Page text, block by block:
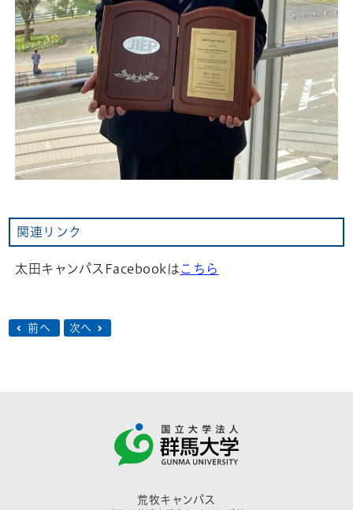
関連リンク
太田キャンパスFacebookはこちら
前へ 次へ
荒牧キャンパス